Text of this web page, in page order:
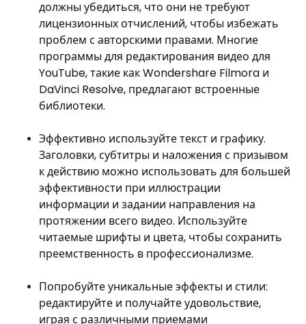
должны убедиться, что они не требуют
лицензионных отчислений, чтобы избежать
проблем с авторскими правами. Многие
программы для редактирования видео для
YouTube, такие как Wondershare Filmora и
DaVinci Resolve, предлагают встроенные
библиотеки.
Эффективно используйте текст и графику.
Заголовки, субтитры и наложения с призывом
к действию можно использовать для большей
эффективности при иллюстрации
информации и задании направления на
протяжении всего видео. Используйте
читаемые шрифты и цвета, чтобы сохранить
преемственность в профессионализме.
Попробуйте уникальные эффекты и стили:
редактируйте и получайте удовольствие,
играя с различными приемами